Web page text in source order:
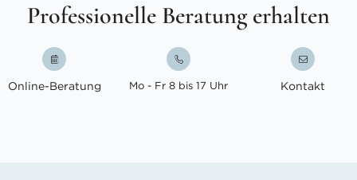
Professionelle Beratung erhalten
Online-Beratung Mo - Fr 8 bis 17 Uhr Kontakt